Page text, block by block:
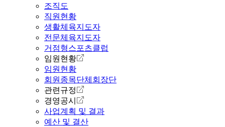
조직도
직원현황
생활체육지도자
전문체육지도자
거점형스포츠클럽
임원현황
임원현황
회원종목단체회장단
관련규정
경영공시
사업계획 및 결과
예산 및 결산